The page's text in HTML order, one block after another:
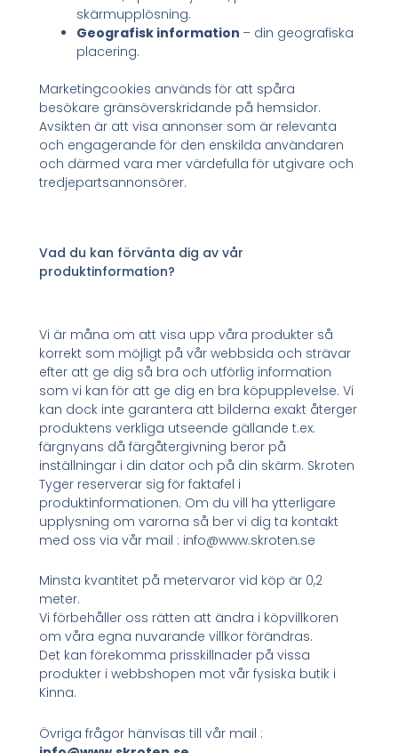
skärmupplösning.
Geografisk information – din geografiska
placering.
Marketingcookies används för att spåra
besökare gränsöverskridande på hemsidor.
Avsikten är att visa annonser som är relevanta
och engagerande för den enskilda användaren
och därmed vara mer värdefulla för utgivare och
tredjepartsannonsörer.
Vad du kan förvänta dig av vår
produktinformation?
Vi är måna om att visa upp våra produkter så
korrekt som möjligt på vår webbsida och strävar
efter att ge dig så bra och utförlig information
som vi kan för att ge dig en bra köpupplevelse. Vi
kan dock inte garantera att bilderna exakt återger
produktens verkliga utseende gällande t.ex.
färgnyans då färgåtergivning beror på
inställningar i din dator och på din skärm. Skroten
Tyger reserverar sig för faktafel i
produktinformationen. Om du vill ha ytterligare
upplysning om varorna så ber vi dig ta kontakt
med oss via vår mail : info@www.skroten.se
Minsta kvantitet på metervaror vid köp är 0,2
meter.
Vi förbehåller oss rätten att ändra i köpvillkoren
om våra egna nuvarande villkor förändras.
Det kan förekomma prisskillnader på vissa
produkter i webbshopen mot vår fysiska butik i
Kinna.
Övriga frågor hänvisas till vår mail :